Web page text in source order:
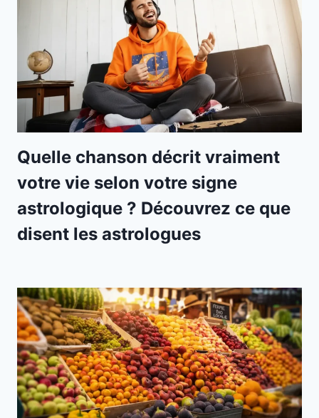
Quelle chanson décrit vraiment
votre vie selon votre signe
astrologique ? Découvrez ce que
disent les astrologues